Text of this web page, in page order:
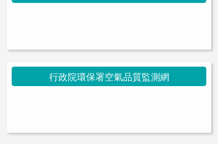
行政院環保署空氣品質監測網